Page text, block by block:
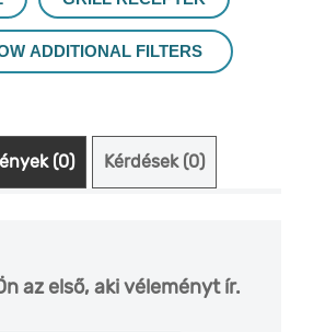
ADDITIONAL FILTERS
(0) Kérdések (0)
az első, aki véleményt ír.